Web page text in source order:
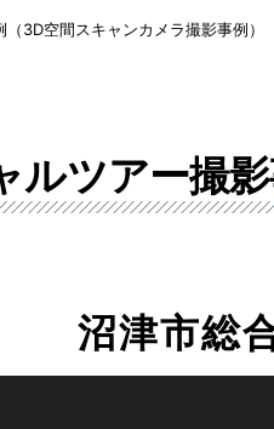
3D空間スキャンカメラ撮影事例）
ルツアー撮
沼津市総